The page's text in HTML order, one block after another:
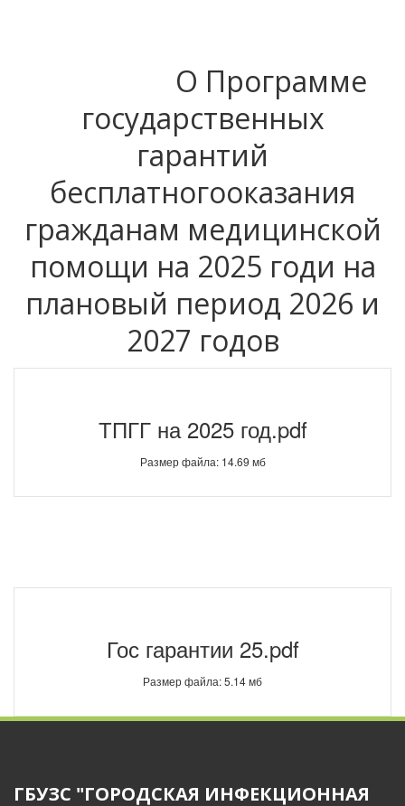
О Программе
государственных
гарантий
бесплатногооказания
гражданам медицинской
помощи на 2025 годи на
плановый период 2026 и
2027 годов
ТПГГ на 2025 год.pdf
Размер файла: 14.69 мб
Гос гарантии 25.pdf
Размер файла: 5.14 мб
ГБУЗС "ГОРОДСКАЯ ИНФЕКЦИОННАЯ